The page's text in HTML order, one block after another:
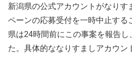
新潟県の公式アカウントがなりす
ペーンの応募受付を一時中止する
県は24時間前にこの事案を報告し
た。具体的ななりすましアカウン